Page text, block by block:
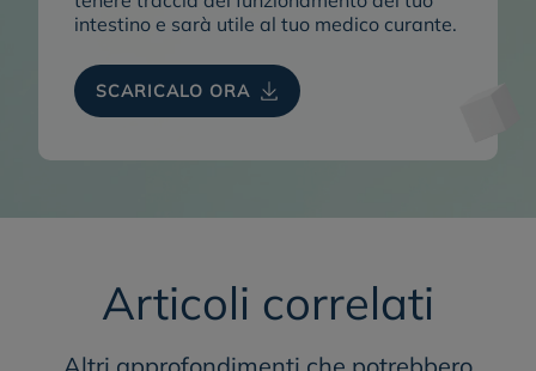
intestino e sarà utile al tuo medico curante.
SCARICALO ORA
Articoli correlati